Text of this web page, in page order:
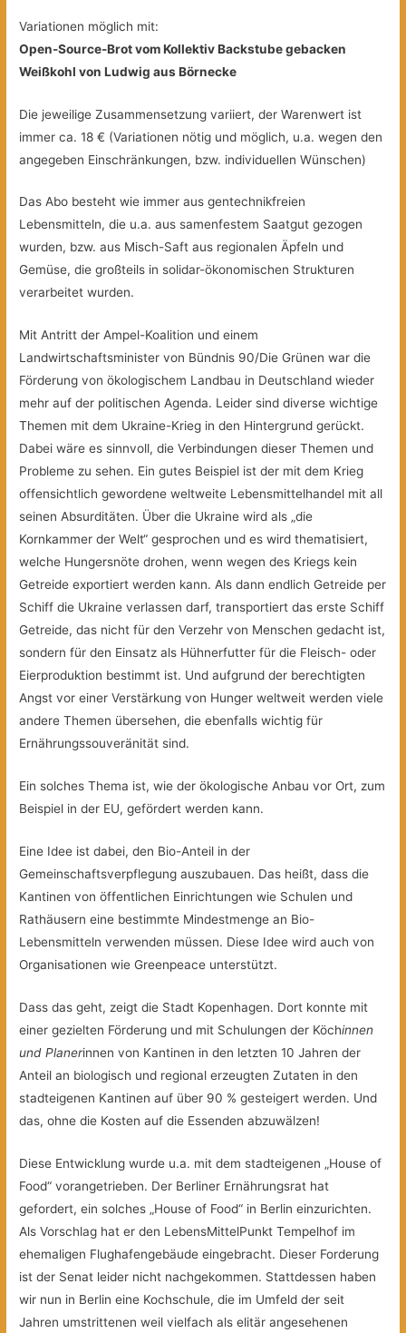
Variationen möglich mit:
Open-Source-Brot vom Kollektiv Backstube gebacken
Weißkohl von Ludwig aus Börnecke
Die jeweilige Zusammensetzung variiert, der Warenwert ist
immer ca. 18 € (Variationen nötig und möglich, u.a. wegen den
angegeben Einschränkungen, bzw. individuellen Wünschen)
Das Abo besteht wie immer aus gentechnikfreien
Lebensmitteln, die u.a. aus samenfestem Saatgut gezogen
wurden, bzw. aus Misch-Saft aus regionalen Äpfeln und
Gemüse, die großteils in solidar-ökonomischen Strukturen
verarbeitet wurden.
Mit Antritt der Ampel-Koalition und einem
Landwirtschaftsminister von Bündnis 90/Die Grünen war die
Förderung von ökologischem Landbau in Deutschland wieder
mehr auf der politischen Agenda. Leider sind diverse wichtige
Themen mit dem Ukraine-Krieg in den Hintergrund gerückt.
Dabei wäre es sinnvoll, die Verbindungen dieser Themen und
Probleme zu sehen. Ein gutes Beispiel ist der mit dem Krieg
offensichtlich gewordene weltweite Lebensmittelhandel mit all
seinen Absurditäten. Über die Ukraine wird als „die
Kornkammer der Welt“ gesprochen und es wird thematisiert,
welche Hungersnöte drohen, wenn wegen des Kriegs kein
Getreide exportiert werden kann. Als dann endlich Getreide per
Schiff die Ukraine verlassen darf, transportiert das erste Schiff
Getreide, das nicht für den Verzehr von Menschen gedacht ist,
sondern für den Einsatz als Hühnerfutter für die Fleisch- oder
Eierproduktion bestimmt ist. Und aufgrund der berechtigten
Angst vor einer Verstärkung von Hunger weltweit werden viele
andere Themen übersehen, die ebenfalls wichtig für
Ernährungssouveränität sind.
Ein solches Thema ist, wie der ökologische Anbau vor Ort, zum
Beispiel in der EU, gefördert werden kann.
Eine Idee ist dabei, den Bio-Anteil in der
Gemeinschaftsverpflegung auszubauen. Das heißt, dass die
Kantinen von öffentlichen Einrichtungen wie Schulen und
Rathäusern eine bestimmte Mindestmenge an Bio-
Lebensmitteln verwenden müssen. Diese Idee wird auch von
Organisationen wie Greenpeace unterstützt.
Dass das geht, zeigt die Stadt Kopenhagen. Dort konnte mit
einer gezielten Förderung und mit Schulungen der Köchinnen
und Planerinnen von Kantinen in den letzten 10 Jahren der
Anteil an biologisch und regional erzeugten Zutaten in den
stadteigenen Kantinen auf über 90 % gesteigert werden. Und
das, ohne die Kosten auf die Essenden abzuwälzen!
Diese Entwicklung wurde u.a. mit dem stadteigenen „House of
Food“ vorangetrieben. Der Berliner Ernährungsrat hat
gefordert, ein solches „House of Food“ in Berlin einzurichten.
Als Vorschlag hat er den LebensMittelPunkt Tempelhof im
ehemaligen Flughafengebäude eingebracht. Dieser Forderung
ist der Senat leider nicht nachgekommen. Stattdessen haben
wir nun in Berlin eine Kochschule, die im Umfeld der seit
Jahren umstrittenen weil vielfach als elitär angesehenen